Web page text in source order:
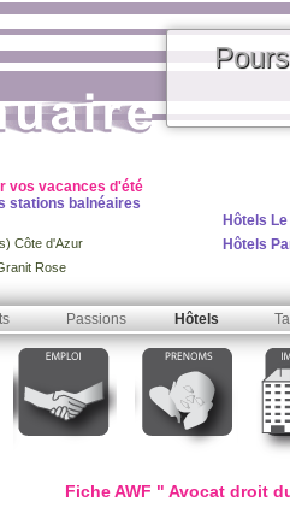
vos vacances d'été
stations balnéaires
Côte d'Azur
Rose
Hôtels
Hôtels
Passions Hôtels
Fiche AWF " Avocat droit